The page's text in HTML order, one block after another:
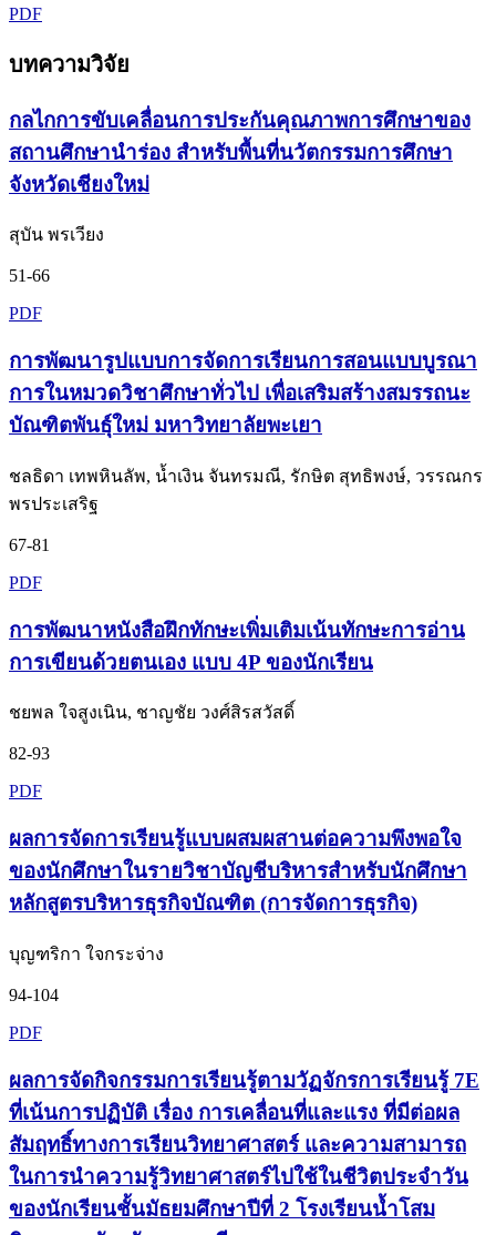
PDF
บทความวิจัย
กลไกการขับเคลื่อนการประกันคุณภาพการศึกษาของ
สถานศึกษานำร่อง สำหรับพื้นที่นวัตกรรมการศึกษา
จังหวัดเชียงใหม่
สุบัน พรเวียง
51-66
PDF
การพัฒนารูปแบบการจัดการเรียนการสอนแบบบูรณา
การในหมวดวิชาศึกษาทั่วไป เพื่อเสริมสร้างสมรรถนะ
บัณฑิตพันธุ์ใหม่ มหาวิทยาลัยพะเยา
ชลธิดา เทพหินลัพ, น้ำเงิน จันทรมณี, รักษิต สุทธิพงษ์, วรรณกร
พรประเสริฐ
67-81
PDF
การพัฒนาหนังสือฝึกทักษะเพิ่มเติมเน้นทักษะการอ่าน
การเขียนด้วยตนเอง แบบ 4P ของนักเรียน
ชยพล ใจสูงเนิน, ชาญชัย วงศ์สิรสวัสดิ์
82-93
PDF
ผลการจัดการเรียนรู้แบบผสมผสานต่อความพึงพอใจ
ของนักศึกษาในรายวิชาบัญชีบริหารสำหรับนักศึกษา
หลักสูตรบริหารธุรกิจบัณฑิต (การจัดการธุรกิจ)
บุญฑริกา ใจกระจ่าง
94-104
PDF
ผลการจัดกิจกรรมการเรียนรู้ตามวัฏจักรการเรียนรู้ 7E
ที่เน้นการปฏิบัติ เรื่อง การเคลื่อนที่และแรง ที่มีต่อผล
สัมฤทธิ์ทางการเรียนวิทยาศาสตร์ และความสามารถ
ในการนำความรู้วิทยาศาสตร์ไปใช้ในชีวิตประจำวัน
ของนักเรียนชั้นมัธยมศึกษาปีที่ 2 โรงเรียนน้ำโสม